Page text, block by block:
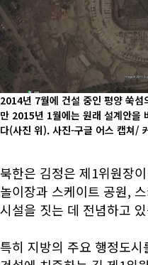
2014년 7월에 건설 중인 평양 쑥섬
만 2015년 1월에는 원래 설계안을
다(사진 위). 사진-구글 어스 캡쳐/
북한은 김정은 제1위원장
놀이장과 스케이트 공원,
시설을 짓는 데 전념하고
특히 지방의 주요 행정도